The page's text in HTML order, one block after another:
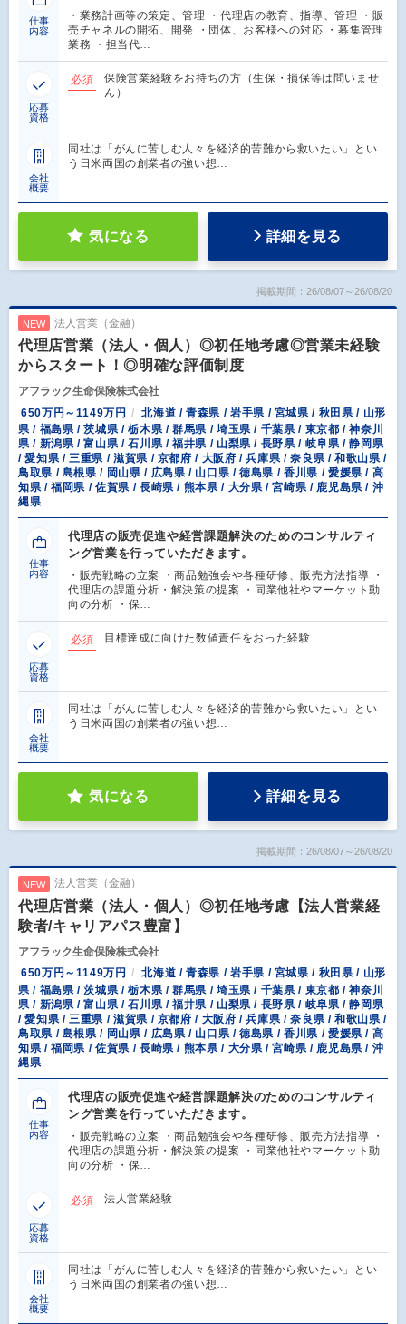
仕事
内容
・業務計画等の策定、管理 ・代理店の教育、指導、管理 ・販
売チャネルの開拓、開発 ・団体、お客様への対応 ・募集管理
業務 ・担当代…
応募
資格
必須
保険営業経験をお持ちの方（生保・損保等は問いませ
ん）
会社
概要
同社は「がんに苦しむ人々を経済的苦難から救いたい」とい
う日米両国の創業者の強い想…
気になる 詳細を見る
掲載期間：26/08/07～26/08/20
NEW 法人営業（金融）
代理店営業（法人・個人）◎初任地考慮◎営業未経験
からスタート！◎明確な評価制度
アフラック生命保険株式会社
650万円～1149万円
北海道 / 青森県 / 岩手県 / 宮城県 / 秋田県 / 山形
県 / 福島県 / 茨城県 / 栃木県 / 群馬県 / 埼玉県 / 千葉県 / 東京都 / 神奈川
県 / 新潟県 / 富山県 / 石川県 / 福井県 / 山梨県 / 長野県 / 岐阜県 / 静岡県
/ 愛知県 / 三重県 / 滋賀県 / 京都府 / 大阪府 / 兵庫県 / 奈良県 / 和歌山県 /
鳥取県 / 島根県 / 岡山県 / 広島県 / 山口県 / 徳島県 / 香川県 / 愛媛県 / 高
知県 / 福岡県 / 佐賀県 / 長崎県 / 熊本県 / 大分県 / 宮崎県 / 鹿児島県 / 沖
縄県
仕事
内容
代理店の販売促進や経営課題解決のためのコンサルティ
ング営業を行っていただきます。
・販売戦略の立案 ・商品勉強会や各種研修、販売方法指導 ・
代理店の課題分析・解決策の提案 ・同業他社やマーケット動
向の分析 ・保…
応募
資格
必須 目標達成に向けた数値責任をおった経験
会社
概要
同社は「がんに苦しむ人々を経済的苦難から救いたい」とい
う日米両国の創業者の強い想…
気になる 詳細を見る
掲載期間：26/08/07～26/08/20
NEW 法人営業（金融）
代理店営業（法人・個人）◎初任地考慮【法人営業経
験者/キャリアパス豊富】
アフラック生命保険株式会社
650万円～1149万円
北海道 / 青森県 / 岩手県 / 宮城県 / 秋田県 / 山形
県 / 福島県 / 茨城県 / 栃木県 / 群馬県 / 埼玉県 / 千葉県 / 東京都 / 神奈川
県 / 新潟県 / 富山県 / 石川県 / 福井県 / 山梨県 / 長野県 / 岐阜県 / 静岡県
/ 愛知県 / 三重県 / 滋賀県 / 京都府 / 大阪府 / 兵庫県 / 奈良県 / 和歌山県 /
鳥取県 / 島根県 / 岡山県 / 広島県 / 山口県 / 徳島県 / 香川県 / 愛媛県 / 高
知県 / 福岡県 / 佐賀県 / 長崎県 / 熊本県 / 大分県 / 宮崎県 / 鹿児島県 / 沖
縄県
仕事
内容
代理店の販売促進や経営課題解決のためのコンサルティ
ング営業を行っていただきます。
・販売戦略の立案 ・商品勉強会や各種研修、販売方法指導 ・
代理店の課題分析・解決策の提案 ・同業他社やマーケット動
向の分析 ・保…
応募
資格
必須 法人営業経験
会社
概要
同社は「がんに苦しむ人々を経済的苦難から救いたい」とい
う日米両国の創業者の強い想…